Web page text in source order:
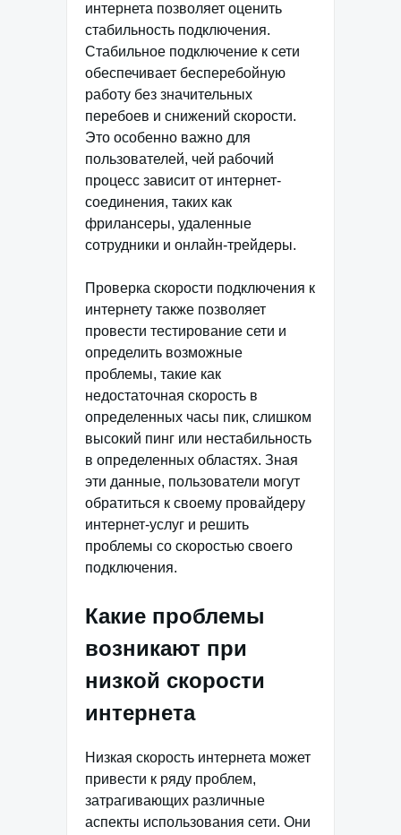
интернета позволяет оценить
стабильность подключения.
Стабильное подключение к сети
обеспечивает бесперебойную
работу без значительных
перебоев и снижений скорости.
Это особенно важно для
пользователей, чей рабочий
процесс зависит от интернет-
соединения, таких как
фрилансеры, удаленные
сотрудники и онлайн-трейдеры.
Проверка скорости подключения к
интернету также позволяет
провести тестирование сети и
определить возможные
проблемы, такие как
недостаточная скорость в
определенных часы пик, слишком
высокий пинг или нестабильность
в определенных областях. Зная
эти данные, пользователи могут
обратиться к своему провайдеру
интернет-услуг и решить
проблемы со скоростью своего
подключения.
Какие проблемы
возникают при
низкой скорости
интернета
Низкая скорость интернета может
привести к ряду проблем,
затрагивающих различные
аспекты использования сети. Они